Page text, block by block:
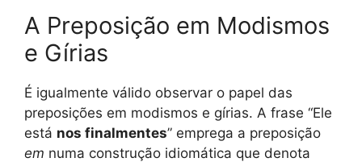
A Preposição em Modismos
e Gírias
É igualmente válido observar o papel das
preposições em modismos e gírias. A frase “Ele
está nos finalmentes” emprega a preposição
em numa construção idiomática que denota